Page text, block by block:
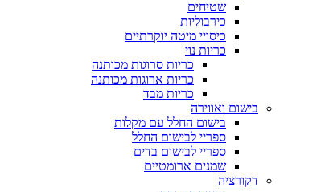
שטיחים
כירבוליות
כיסויי מיטה יוקרתיים
כריות נוי
כריות סרוגות מכותנה
כריות ארוגות מכותנה
כריות מבד
בישום ואווירה
בישום החלל עם מקלות
ספריי לבישום החלל
ספריי לבישום בדים
שמנים ארומטיים
דקורציה